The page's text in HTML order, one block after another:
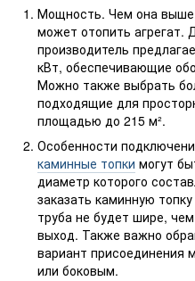
Мощность. Чем она
может отопить агрегат.
производитель
кВт, обеспечивающие
Можно также выбрать
подходящие для
площадью до 215 м².
Особенности
каминные топки могут
диаметр которого
заказать каминную
труба не будет шире,
выход. Также важно
вариант присоединения
или боковым.